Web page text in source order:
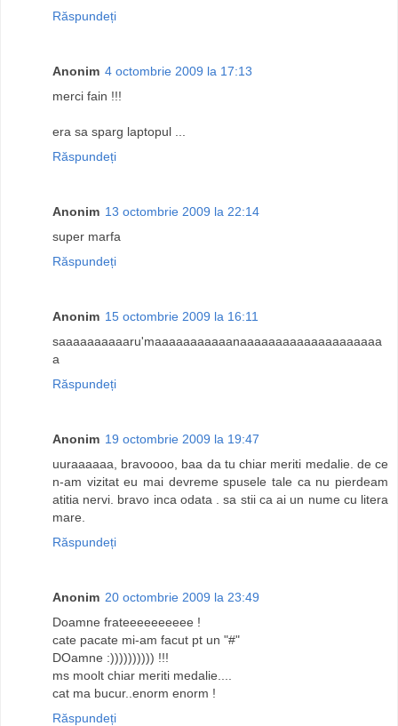
Răspundeți
Anonim 4 octombrie 2009 la 17:13
merci fain !!!
era sa sparg laptopul ...
Răspundeți
Anonim 13 octombrie 2009 la 22:14
super marfa
Răspundeți
Anonim 15 octombrie 2009 la 16:11
saaaaaaaaaaru'maaaaaaaaaaanaaaaaaaaaaaaaaaaaaaa
a
Răspundeți
Anonim 19 octombrie 2009 la 19:47
uuraaaaaa, bravoooo, baa da tu chiar meriti medalie. de ce
n-am vizitat eu mai devreme spusele tale ca nu pierdeam
atitia nervi. bravo inca odata . sa stii ca ai un nume cu litera
mare.
Răspundeți
Anonim 20 octombrie 2009 la 23:49
Doamne frateeeeeeeeee !
cate pacate mi-am facut pt un "#"
DOamne :)))))))))) !!!
ms moolt chiar meriti medalie....
cat ma bucur..enorm enorm !
Răspundeți